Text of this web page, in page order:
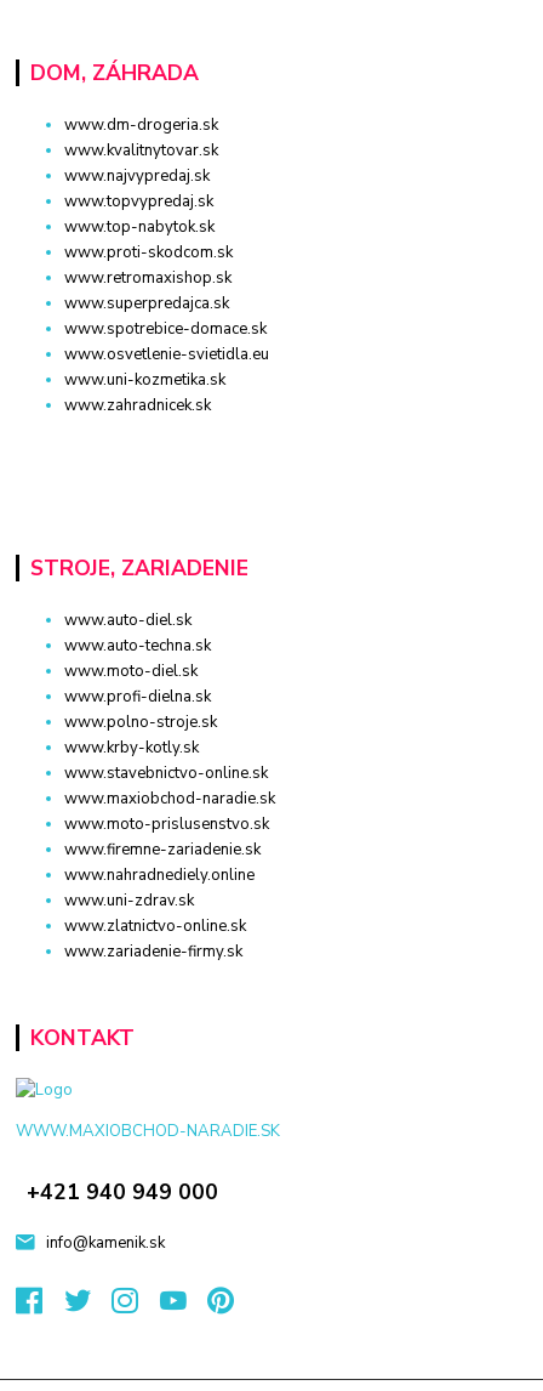
DOM, ZÁHRADA
www.dm-drogeria.sk
www.kvalitnytovar.sk
www.najvypredaj.sk
www.topvypredaj.sk
www.top-nabytok.sk
www.proti-skodcom.sk
www.retromaxishop.sk
www.superpredajca.sk
www.spotrebice-domace.sk
www.osvetlenie-svietidla.eu
www.uni-kozmetika.sk
www.zahradnicek.sk
STROJE, ZARIADENIE
www.auto-diel.sk
www.auto-techna.sk
www.moto-diel.sk
www.profi-dielna.sk
www.polno-stroje.sk
www.krby-kotly.sk
www.stavebnictvo-online.sk
www.maxiobchod-naradie.sk
www.moto-prislusenstvo.sk
www.firemne-zariadenie.sk
www.nahradnediely.online
www.uni-zdrav.sk
www.zlatnictvo-online.sk
www.zariadenie-firmy.sk
KONTAKT
WWW.MAXIOBCHOD-NARADIE.SK
+421 940 949 000
info@kamenik.sk